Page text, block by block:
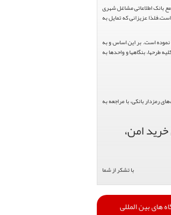
عزیزمان این وب سایت را راه اندازی نموده و با تلاش و کوشش 4 ساله سعی در تهیه جامع بانک اطلاعاتی مشاغل شهری
عزیزانی که تمایل به
نامه اجرایی قانون انتشار و دسترسی آزاد به اطلاعات مصوب سال 1388 را تصویب و ابلاغ نموده است. بر این اساس و به
اینکه اطلاعات عمومی کلیه طرحها، بنگاهها و واحدها به
رمزدار بانکی، با مراجعه به
امن،
با تشکر از شما
های بین المللی